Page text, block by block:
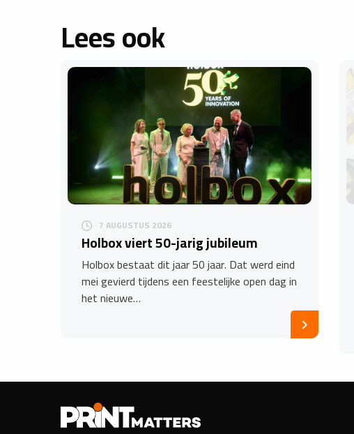
Lees ook
7 AUGUSTUS 2026
Holbox viert 50-jarig jubileum
Holbox bestaat dit jaar 50 jaar. Dat werd eind
mei gevierd tijdens een feestelijke open dag in
het nieuwe…